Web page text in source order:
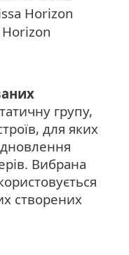
Horizon
групу,
для яких
Вибрана
створених